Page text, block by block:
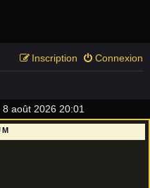
Connexion
Inscription
août 2026 20:01